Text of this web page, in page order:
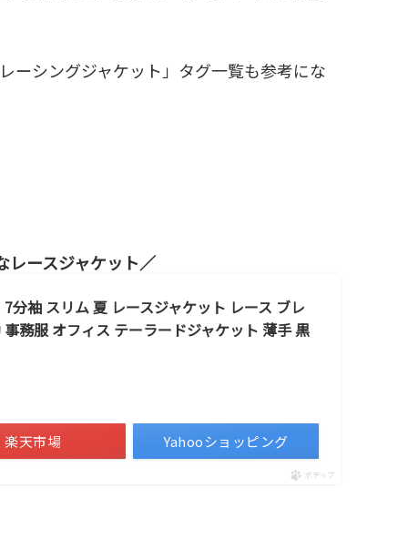
ーシングジャケット」タグ一覧も参考にな
レースジャケット
分袖 スリム 夏 レースジャケット レース ブレ
務服 オフィス テーラードジャケット 薄手 黒
楽天市場 Yahooショッピング
ポチップ